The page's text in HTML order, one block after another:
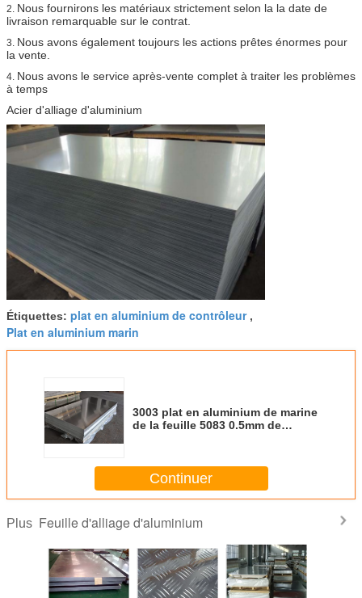
2. Nous fournirons les matériaux strictement selon la la date de
livraison remarquable sur le contrat.
3. Nous avons également toujours les actions prêtes énormes pour
la vente.
4. Nous avons le service après-vente complet à traiter les problèmes
à temps
Acier d'alliage d'aluminium
Étiquettes: plat en aluminium de contrôleur,
Plat en aluminium marin
3003 plat en aluminium de marine
de la feuille 5083 0.5mm de
Continuer
Plus Feuille d'alliage d'aluminium